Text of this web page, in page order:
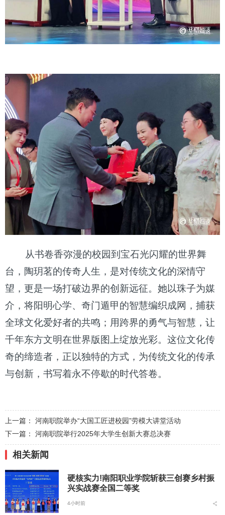
从书卷香弥漫的校园到宝石光闪耀的世界舞
台，陶玥茗的传奇人生，是对传统文化的深情守
望，更是一场打破边界的创新远征。她以珠子为媒
介，将阳明心学、奇门遁甲的智慧编织成网，捕获
全球文化爱好者的共鸣；用跨界的勇气与智慧，让
千年东方文明在世界版图上绽放光彩。这位文化传
奇的缔造者，正以独特的方式，为传统文化的传承
与创新，书写着永不停歇的时代答卷。
上一篇： 河南职院举办“大国工匠进校园”劳模大讲堂活动
下一篇： 河南职院举行2025年大学生创新大赛总决赛
相关新闻
硬核实力!南阳职业学院斩获三创赛乡村振
兴实战赛全国二等奖
4小时前